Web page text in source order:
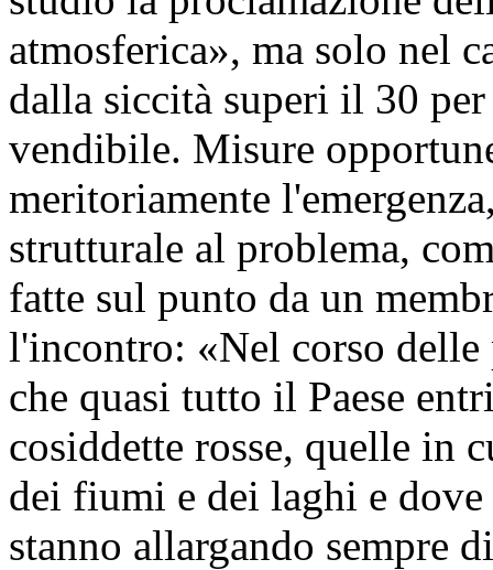
atmosferica», ma solo nel
dalla siccità superi il 30
vendibile. Misure
meritoriamente
strutturale al problema,
fatte sul punto da un
l'incontro: «Nel corso delle
che quasi tutto il Paese
cosiddette rosse, quelle in
dei fiumi e dei laghi e
stanno allargando sempre